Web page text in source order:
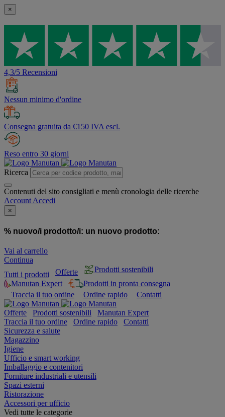
×
4,3/5 Recensioni
Nessun minimo d'ordine
Consegna gratuita da €150 IVA escl.
Reso entro 30 giorni
Ricerca
Contenuti del sito consigliati e menù cronologia delle ricerche
Account Accedi
×
% nuovo/i prodotto/i: un nuovo prodotto:
Vai al carrello
Continua
Tutti i prodotti
Offerte
Prodotti sostenibili
Manutan Expert
Prodotti in pronta consegna
Traccia il tuo ordine
Ordine rapido Contatti
Offerte Prodotti sostenibili
Manutan Expert
Traccia il tuo ordine
Ordine rapido
Contatti
Sicurezza e salute
Magazzino
Igiene
Ufficio e smart working
Imballaggio e contenitori
Forniture industriali e utensili
Spazi esterni
Ristorazione
Accessori per ufficio
Vedi tutte le categorie